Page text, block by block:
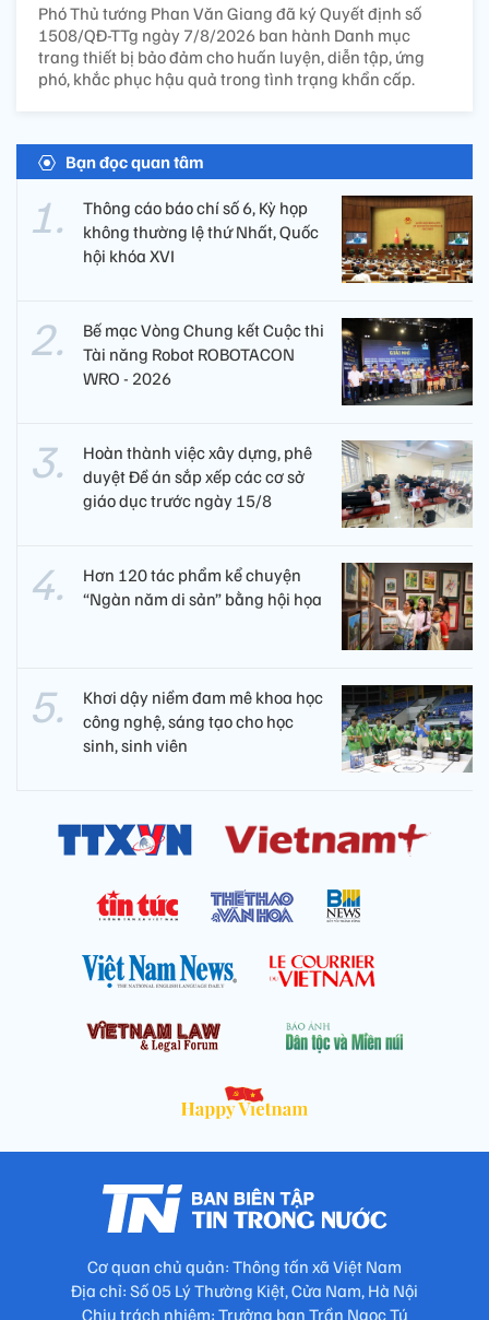
Phó Thủ tướng Phan Văn Giang đã ký Quyết định số
1508/QĐ-TTg ngày 7/8/2026 ban hành Danh mục
trang thiết bị bảo đảm cho huấn luyện, diễn tập, ứng
phó, khắc phục hậu quả trong tình trạng khẩn cấp.
Bạn đọc quan tâm
Thông cáo báo chí số 6, Kỳ họp
không thường lệ thứ Nhất, Quốc
hội khóa XVI
Bế mạc Vòng Chung kết Cuộc thi
Tài năng Robot ROBOTACON
WRO - 2026
Hoàn thành việc xây dựng, phê
duyệt Đề án sắp xếp các cơ sở
giáo dục trước ngày 15/8
Hơn 120 tác phẩm kể chuyện
“Ngàn năm di sản” bằng hội họa
Khơi dậy niềm đam mê khoa học
công nghệ, sáng tạo cho học
sinh, sinh viên
Cơ quan chủ quản: Thông tấn xã Việt Nam
Địa chỉ: Số 05 Lý Thường Kiệt, Cửa Nam, Hà Nội
Chịu trách nhiệm: Trưởng ban Trần Ngọc Tú